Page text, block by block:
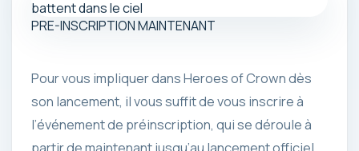
PRE-INSCRIPTION MAINTENANT
Pour vous impliquer dans Heroes of Crown dès
son lancement, il vous suffit de vous inscrire à
l’événement de préinscription, qui se déroule à